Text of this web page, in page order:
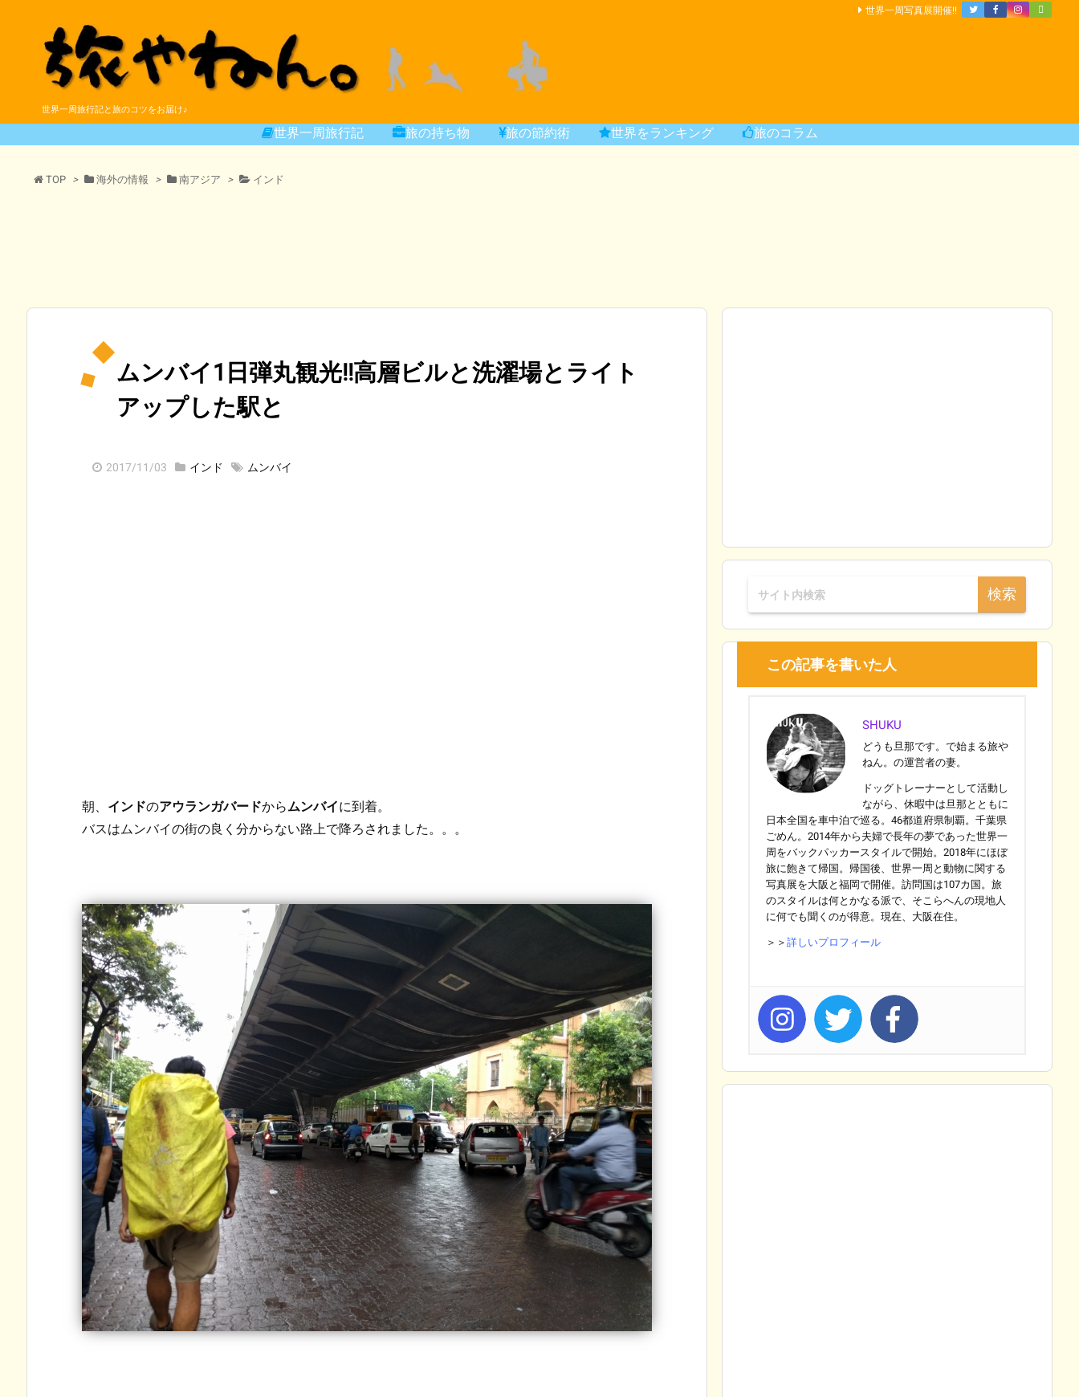
世界一周旅行記と旅のコツをお届け♪
世界一周旅行記 旅の持ち物 旅の節約術 世界をランキング 旅のコラム
世界一周写真展開催!!
TOP > 海外の情報 > 南アジア > インド
ムンバイ1日弾丸観光!!高層ビルと洗濯場とライト
アップした駅と
2017/11/03 インド ムンバイ
朝、 インドのアウランガバードからムンバイに到着。
バスはムンバイの街の良く分からない路上で降ろされました。。。
この記事を書いた人
SHUKU
どうも旦那です。で始まる旅や
ねん。の運営者の妻。
ドッグトレーナーとして活動し
ながら、休暇中は旦那とともに
日本全国を車中泊で巡る。46都道府県制覇。千葉県
ごめん。2014年から夫婦で長年の夢であった世界一
周をバックパッカースタイルで開始。2018年にほぼ
旅に飽きて帰国。帰国後、世界一周と動物に関する
写真展を大阪と福岡で開催。訪問国は107カ国。旅
のスタイルは何とかなる派で、そこらへんの現地人
に何でも聞くのが得意。現在、大阪在住。
＞＞ 詳しいプロフィール